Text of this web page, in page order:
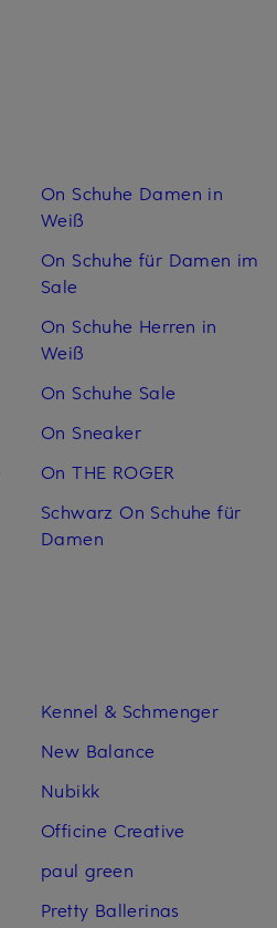
On Schuhe Damen in
Weiß
On Schuhe für Damen im
Sale
On Schuhe Herren in
Weiß
On Schuhe Sale
On Sneaker
On THE ROGER
Schwarz On Schuhe für
Damen
Kennel & Schmenger
New Balance
Nubikk
Officine Creative
paul green
Pretty Ballerinas